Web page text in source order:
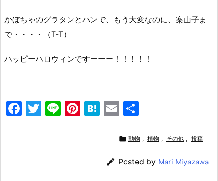
かぼちゃのグラタンとパンで、もう大変なのに、案山子ま
で・・・・（T-T）
ハッピーハロウィンですーーー！！！！！
F
T
Li Pi H
a
E
ai
l
 動物 , 植物 , その他 , 投稿
 Posted by Mari Miyazawa